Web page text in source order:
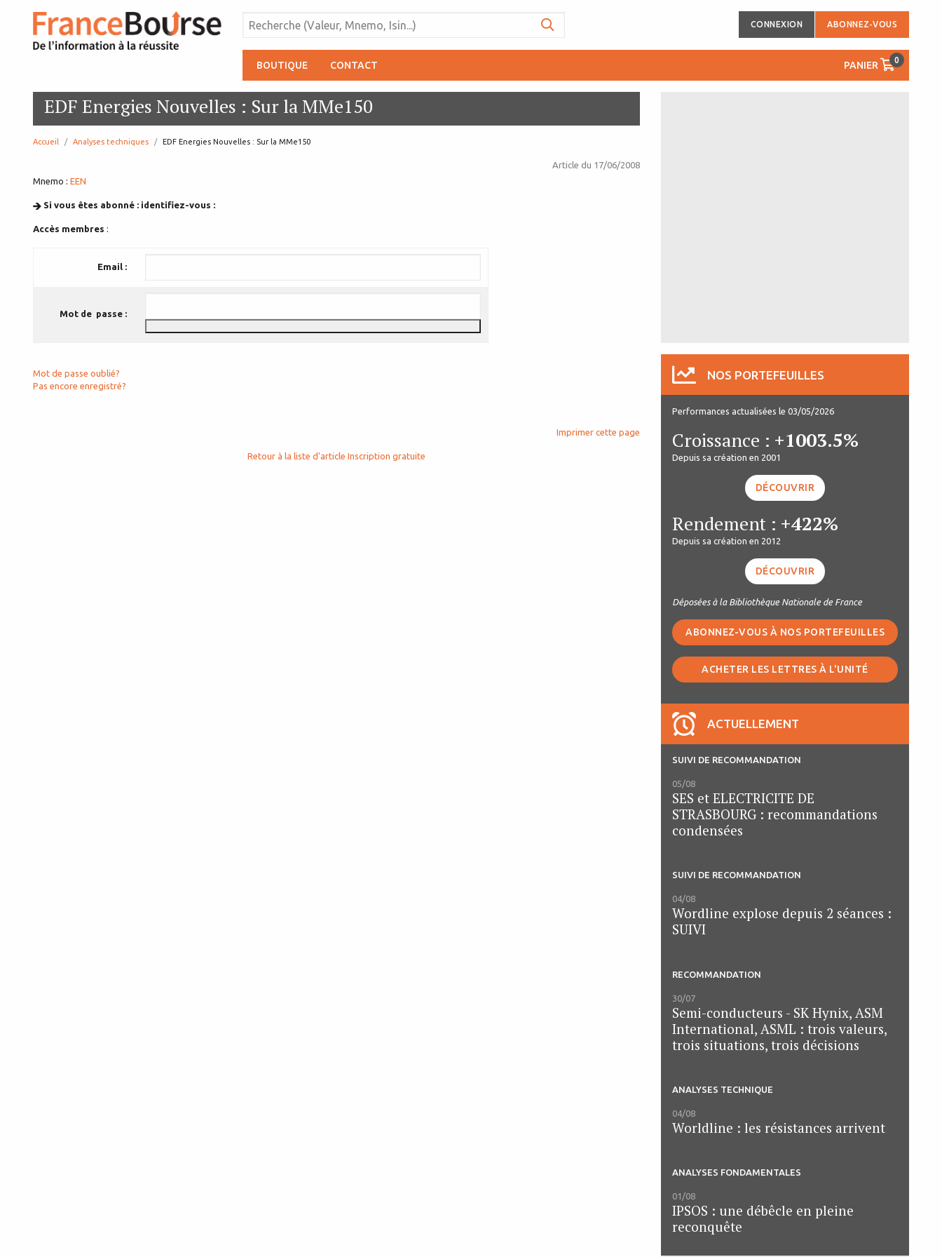
CONNEXION ABONNEZ-VOUS
BOUTIQUE CONTACT PANIER 0
EDF Energies Nouvelles : Sur la MMe150
Accueil Analyses techniques page:
EDF Energies Nouvelles : Sur la MMe150
Article du 17/06/2008
Mnemo : EEN
Si vous êtes abonné : identifiez-vous :
Accès membres :
Email :
Mot de passe :
Mot de passe oublié?
Pas encore enregistré?
Imprimer cette page
Retour à la liste d'article Inscription gratuite
NOS PORTEFEUILLES
Performances actualisées le 03/05/2026
Croissance : +1003.5%
Depuis sa création en 2001
DÉCOUVRIR
Rendement : +422%
Depuis sa création en 2012
DÉCOUVRIR
Déposées à la Bibliothèque Nationale de France
ABONNEZ-VOUS À NOS PORTEFEUILLES
ACHETER LES LETTRES À L'UNITÉ
ACTUELLEMENT
SUIVI DE RECOMMANDATION
05/08
SES et ELECTRICITE DE
STRASBOURG : recommandations
condensées
SUIVI DE RECOMMANDATION
04/08
Wordline explose depuis 2 séances :
SUIVI
RECOMMANDATION
30/07
Semi-conducteurs - SK Hynix, ASM
International, ASML : trois valeurs,
trois situations, trois décisions
ANALYSES TECHNIQUE
04/08
Worldline : les résistances arrivent
ANALYSES FONDAMENTALES
01/08
IPSOS : une débêcle en pleine
reconquête